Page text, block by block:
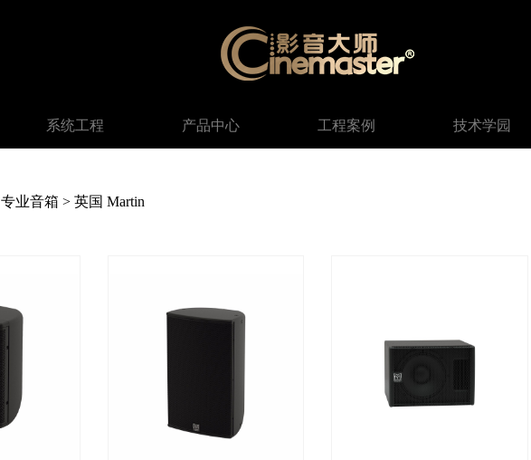
系统工程 产品中心 工程案例 技术学园
专业音箱 > 英国 Martin